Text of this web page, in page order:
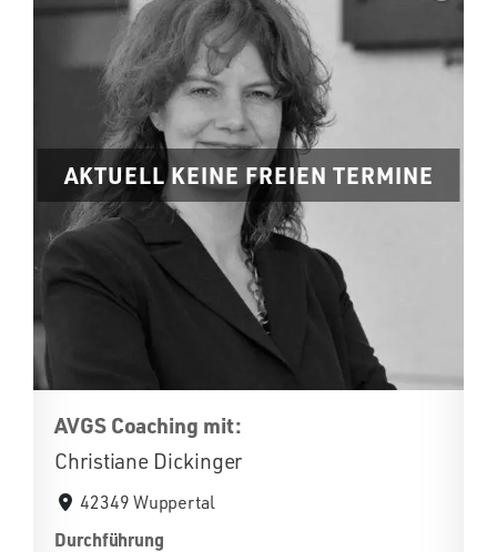
AKTUELL KEINE FREIEN TERMINE
AVGS Coaching mit:
Christiane Dickinger
42349 Wuppertal
Durchführung